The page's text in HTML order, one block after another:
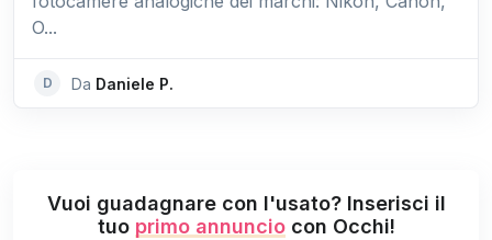
O...
D Da Daniele P.
Vuoi guadagnare con l'usato? Inserisci il
tuo primo annunciocon Occhi!